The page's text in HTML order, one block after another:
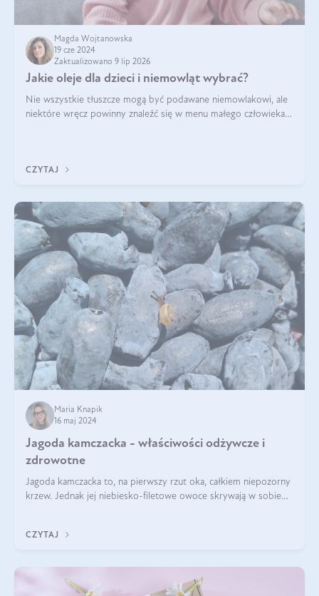
Magda Wojtanowska
19 cze 2024
Zaktualizowano 9 lip 2026
Jakie oleje dla dzieci i niemowląt wybrać?
Nie wszystkie tłuszcze mogą być podawane niemowlakowi, ale
niektóre wręcz powinny znaleźć się w menu małego człowieka.
CZYTAJ
Maria Knapik
16 maj 2024
Jagoda kamczacka - właściwości odżywcze i
zdrowotne
Jagoda kamczacka to, na pierwszy rzut oka, całkiem niepozorny
krzew. Jednak jej niebiesko-filetowe owoce skrywają w sobie
CZYTAJ